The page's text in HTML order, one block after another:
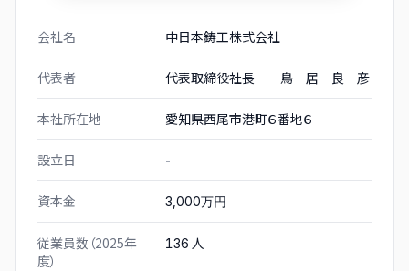
会社名 中日本鋳工株式会社
代表者 代表取締役社長 鳥 居 良 彦
本社所在地 愛知県西尾市港町６番地６
設立日 -
資本金 3,000万円
従業員数（2025年
度）
136 人